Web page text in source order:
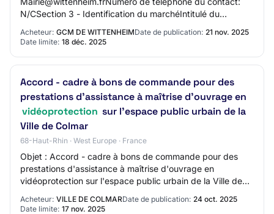
N/CSection 3 - Identification du marchéIntitulé du
des…
Acheteur: GCM DE WITTENHEIMDate de publication: 21 nov. 2025
Date limite: 18 déc. 2025
Accord - cadre à bons de commande pour des
prestations d'assistance à maîtrise d'ouvrage en
vidéoprotection sur l'espace public urbain de la
Ville de Colmar
68-Haut-Rhin · West Europe · France
Objet : Accord - cadre à bons de commande pour des
prestations d'assistance à maîtrise d'ouvrage en
vidéoprotection sur l'espace public urbain de la Ville de
Acheteur: VILLE DE COLMARDate de publication: 24 oct. 2025
Date limite: 17 nov. 2025